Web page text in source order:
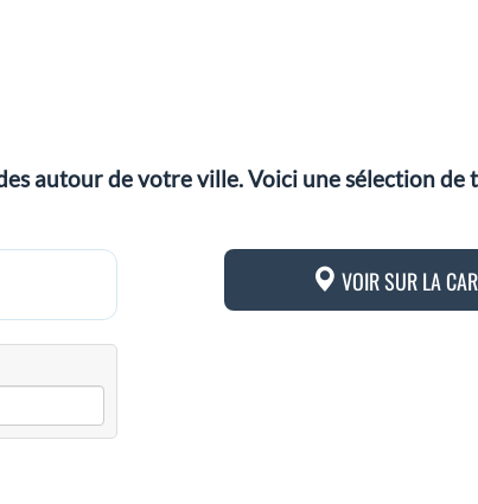
autour de votre ville. Voici une sélection de
VOIR SUR LA